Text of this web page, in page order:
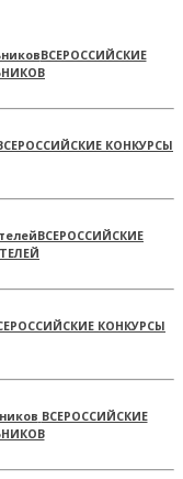
ВСЕРОССИЙСКИЕ
КОНКУРСЫ
ВСЕРОССИЙСКИЕ
КОНКУРСЫ
ВСЕРОССИЙСКИЕ